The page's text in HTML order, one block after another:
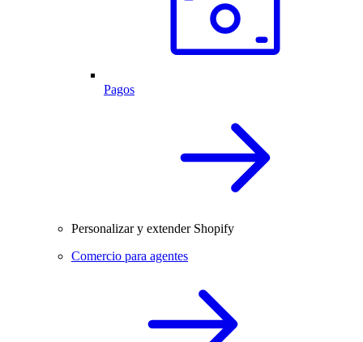
Pagos
Personalizar y extender Shopify
Comercio para agentes